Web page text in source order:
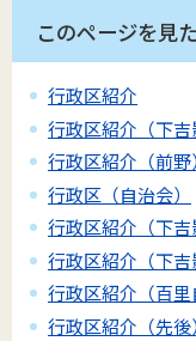
このページを見
行政区紹介
行政区紹介（下吉
行政区紹介（前野）
行政区（自治会）
行政区紹介（下吉
行政区紹介（下吉
行政区紹介（百里
行政区紹介（先後）